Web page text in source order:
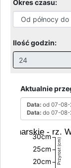
Okres czasu:
Ilość godzin:
Godziny: 1-168,
Aktualnie
Data: od 07-08-
Data: do 07-08-
Przyrost (cm)
20cm
25cm
30cm
Kucharskie - rz.